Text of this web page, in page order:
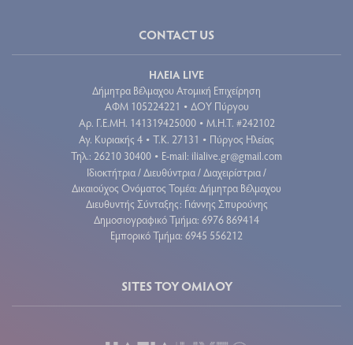
CONTACT US
ΗΛΕΙΑ LIVE
Δήμητρα Βέλμαχου Ατομική Επιχείρηση
ΑΦΜ 105224221 • ΔΟΥ Πύργου
Aρ. Γ.Ε.ΜΗ. 141319425000 • Μ.Η.Τ. #242102
Αγ. Κυριακής 4 • Τ.Κ. 27131 • Πύργος Ηλείας
Τηλ.: 26210 30400 • E-mail: ilialive.gr@gmail.com
Ιδιοκτήτρια / Διευθύντρια / Διαχειρίστρια /
Δικαιούχος Ονόματος Τομέα: Δήμητρα Βέλμαχου
Διευθυντής Σύνταξης: Γιάννης Σπυρούνης
Δημοσιογραφικό Τμήμα: 6976 869414
Εμπορικό Τμήμα: 6945 556212
SITES ΤΟΥ ΟΜΙΛΟΥ